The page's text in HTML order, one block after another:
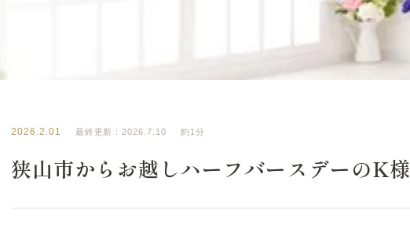
館ブログ
2026.2.01 最終更新：2026.7.10 約1分
狭山市からお越しハーフバースデーのK様